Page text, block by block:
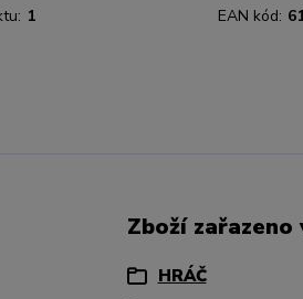
1 EAN kód:
Zboží
HRÁČ